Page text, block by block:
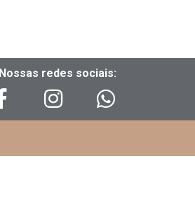
Nossas redes sociais: